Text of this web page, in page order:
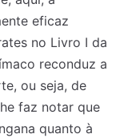
eficaz
no Livro I da
reconduz a
ou seja, de
faz notar que
quanto à